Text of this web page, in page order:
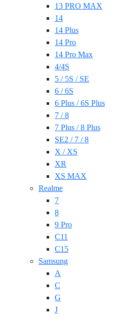
13 PRO MAX
14
14 Plus
14 Pro
14 Pro Max
4/4S
5 / 5S / SE
6 / 6S
6 Plus / 6S Plus
7 / 8
7 Plus / 8 Plus
SE2 / 7 / 8
X / XS
XR
XS MAX
Realme
7
8
9 Pro
C11
C15
Samsung
A
C
G
J